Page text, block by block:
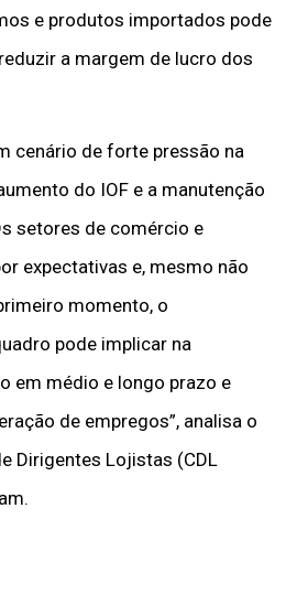
e produtos importados pode
a margem de lucro dos
cenário de forte pressão na
do IOF e a manutenção
setores de comércio e
expectativas e, mesmo não
momento, o
pode implicar na
em médio e longo prazo e
de empregos”, analisa o
Dirigentes Lojistas (CDL